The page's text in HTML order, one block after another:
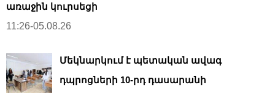
առաջին կուրսեցի
11:26-05.08.26
Մեկնարկում է պետական ավագ
դպրոցների 10-րդ դասարանի